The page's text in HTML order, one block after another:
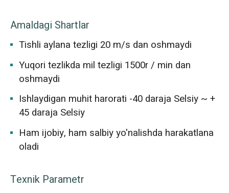
Amaldagi Shartlar
Tishli aylana tezligi 20 m/s dan oshmaydi
Yuqori tezlikda mil tezligi 1500r / min dan
oshmaydi
Ishlaydigan muhit harorati -40 daraja Selsiy ~ +
45 daraja Selsiy
Ham ijobiy, ham salbiy yo'nalishda harakatlana
oladi
Texnik Parametr